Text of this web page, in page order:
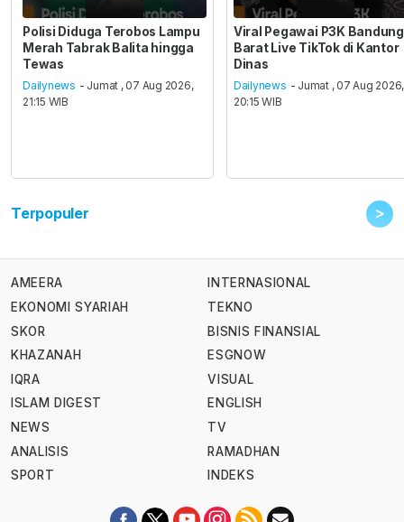
Polisi Diduga Terobos Lampu
Merah Tabrak Balita hingga
Tewas
Dailynews - Jumat , 07 Aug 2026,
21:15 WIB
Viral Pegawai P3K Bandung
Barat Live TikTok di Kantor
Dinas
Dailynews - Jumat , 07 Aug 2026,
20:15 WIB
Terpopuler >
AMEERA
EKONOMI SYARIAH
SKOR
KHAZANAH
IQRA
ISLAM DIGEST
NEWS
ANALISIS
SPORT
INTERNASIONAL
TEKNO
BISNIS FINANSIAL
ESGNOW
VISUAL
ENGLISH
TV
RAMADHAN
INDEKS